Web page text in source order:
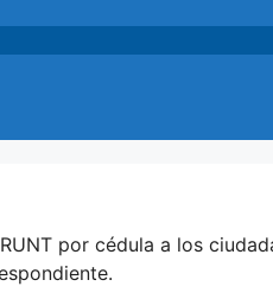
por cédula a los